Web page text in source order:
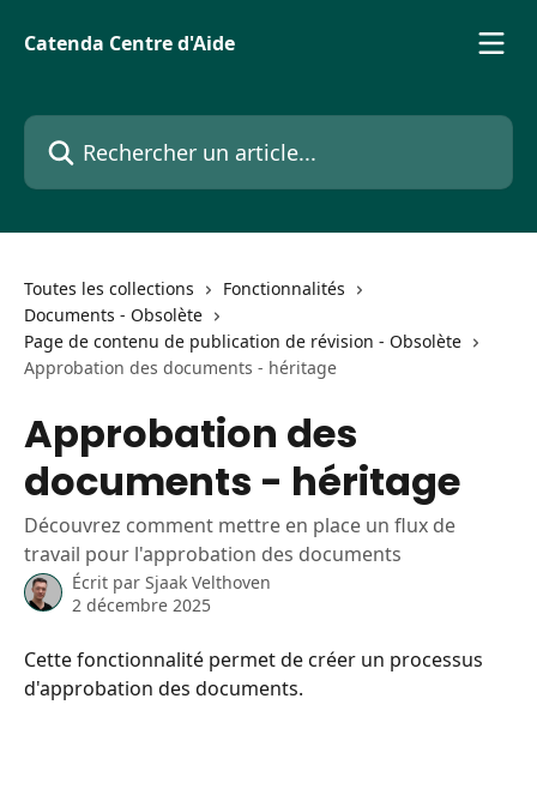
Catenda Centre d'Aide
Rechercher un article...
Toutes les collections
Fonctionnalités
Documents - Obsolète
Page de contenu de publication de révision - Obsolète
Approbation des documents - héritage
Approbation des
documents - héritage
Découvrez comment mettre en place un flux de
travail pour l'approbation des documents
Écrit par Sjaak Velthoven
2 décembre 2025
Cette fonctionnalité permet de créer un processus
d'approbation des documents.